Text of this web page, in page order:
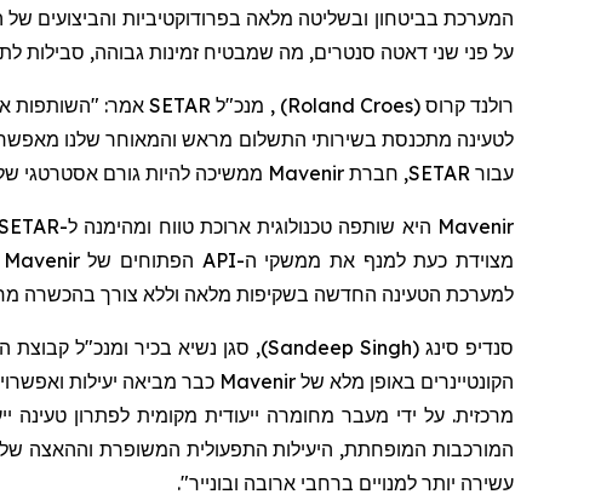
המערכת בביטחון ובשליטה מלאה בפרודוקטיביות והביצועים
על פני שני דאטה סנטרים, מה שמבטיח זמינות גבוהה, סבילות
רולנד קרוס (Roland Croes
)
לטעינה מתכנסת בשירותי התשלום מראש והמאוחר שלנו מאפשר
עבור SETAR,
חברת Mavenir ממשיכה להיות גורם אסטרטגי של צמיחה עסקית ומצוינות בשירות בעולם המהיר של שירותים דיגיטליים".
מצוידת כעת למנף את ממשקי ה-API הפתוחים של Mavenir בתוך פלטפורמת MDE, מה שמאפשר למפעיל
למערכת הטעינה החדשה בשקיפות מלאה וללא צורך בהכשרה
סנדיפ סינג(
Sandeep Singh
), סגן נשיא בכיר ומנכ"ל קבוצת
הקונטיינרים באופן מלא של Mavenir כבר מביאה יעילות
מרכזית. על ידי מעבר מחומרה ייעודית מקומית לפתרון טעינה
המורכבות המופחתת, היעילות התפעולית המשופרת וההאצה
עשירה יותר למנויים ברחבי ארובה ובונייר".